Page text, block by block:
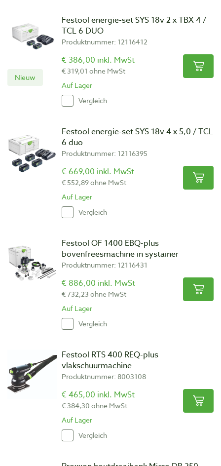
Nieuw
Festool energie-set SYS 18v 2 x TBX 4 /
TCL 6 DUO
Produktnummer: 12116412
€ 386,00 inkl. MwSt
€ 319,01 ohne MwSt
Auf Lager
Vergleich
Festool energie-set SYS 18v 4 x 5,0 / TCL
6 duo
Produktnummer: 12116395
€ 669,00 inkl. MwSt
€ 552,89 ohne MwSt
Auf Lager
Vergleich
Festool OF 1400 EBQ-plus
bovenfreesmachine in systainer
Produktnummer: 12116431
€ 886,00 inkl. MwSt
€ 732,23 ohne MwSt
Auf Lager
Vergleich
Festool RTS 400 REQ-plus
vlakschuurmachine
Produktnummer: 8003108
€ 465,00 inkl. MwSt
€ 384,30 ohne MwSt
Auf Lager
Vergleich